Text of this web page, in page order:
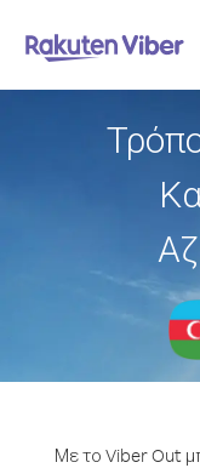
Με το Viber Out